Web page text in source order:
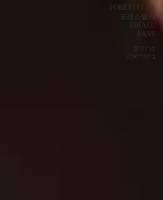
FORESTELLA
포레스텔라
ISRAEL
FANS
טיולים
בקוריאה